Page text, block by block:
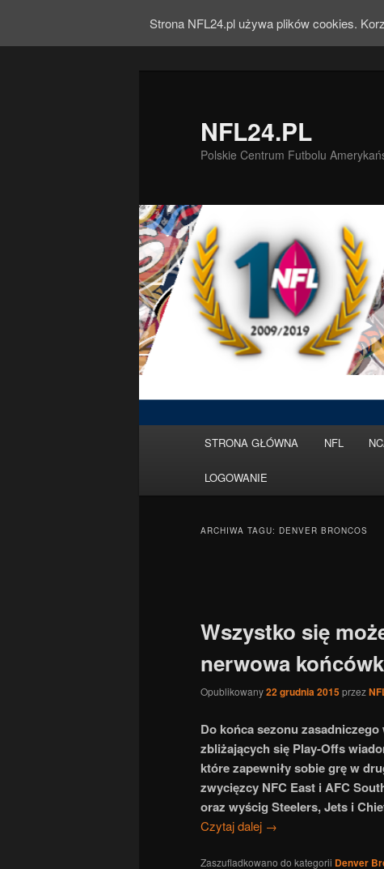
NFL24.PL
Polskie Centrum Futbolu
Przeskocz
do
tekstu
Przeskocz
do
widgetów
STRONA GŁÓWNA NFL
LOGOWANIE
ARCHIWA TAGU: DENVER BRONCOS
Wszystko się
nerwowa
Opublikowany22 grudnia 2015przez
Do końca sezonu
zbliżających się Play-Offs
które zapewniły sobie grę w
zwycięzcy NFC East i AFC
oraz wyścig Steelers, Jets i
Czytaj dalej →
Zaszufladkowano do kategorii Denver
Strona NFL24.pl używa plików cookies.